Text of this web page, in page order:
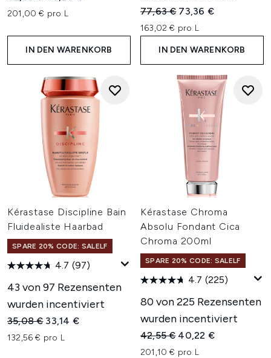
201,00 € pro L
IN DEN WARENKORB
Unverbindliche
77,63 € Aktueller Preis:
73,36 €
163,02 € pro L
IN DEN WARENKORB
Kérastase Discipline Bain
Fluidealiste Haarbad
SPARE 20% CODE: SALELF
4.7 (97)
43 von 97 Rezensenten
wurden incentiviert
Unverbindliche Preisempfehlung:
35,08 € Aktueller Preis:
33,14 €
132,56 € pro L
Kérastase Chroma
Absolu Fondant Cica
Chroma 200ml
SPARE 20% CODE: SALELF
4.7 (225)
80 von 225 Rezensenten
wurden incentiviert
Unverbindliche
42,55 € Aktueller Preis:
40,22 €
201,10 € pro L